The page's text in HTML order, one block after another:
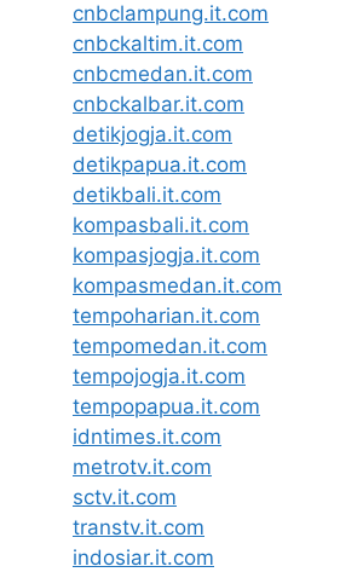
cnbclampung.it.com
cnbckaltim.it.com
cnbcmedan.it.com
cnbckalbar.it.com
detikjogja.it.com
detikpapua.it.com
detikbali.it.com
kompasbali.it.com
kompasjogja.it.com
kompasmedan.it.com
tempoharian.it.com
tempomedan.it.com
tempojogja.it.com
tempopapua.it.com
idntimes.it.com
metrotv.it.com
sctv.it.com
transtv.it.com
indosiar.it.com